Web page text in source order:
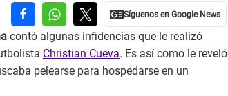
contó algunas infidencias que le realizó
Christian Cueva. Es así como le reveló
pelearse para hospedarse en un